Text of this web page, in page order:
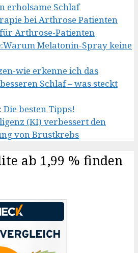
erholsame Schlaf
bei Arthrose Patienten
Arthrose-Patienten
Melatonin-Spray keine
wie erkenne ich das
Schlaf – was steckt
besten Tipps!
(KI) verbessert den
von Brustkrebs
ab 1,99 % finden